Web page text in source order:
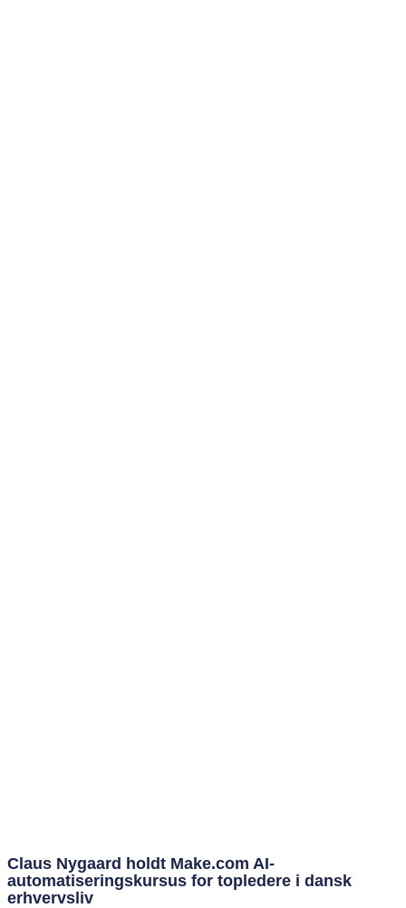
Claus Nygaard holdt Make.com AI-
automatiseringskursus for topledere i dansk
erhvervsliv